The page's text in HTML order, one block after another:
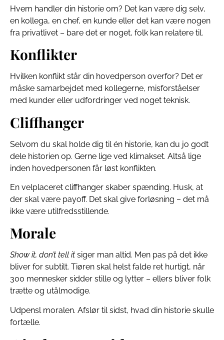
Hvem handler din historie om? Det kan være dig selv,
en kollega, en chef, en kunde eller det kan være nogen
fra privatlivet – bare det er noget, folk kan relatere til.
Konflikter
Hvilken konflikt står din hovedperson overfor? Det er
måske samarbejdet med kollegerne, misforståelser
med kunder eller udfordringer ved noget teknisk.
Cliffhanger
Selvom du skal holde dig til én historie, kan du jo godt
dele historien op. Gerne lige ved klimakset. Altså lige
inden hovedpersonen får løst konflikten.
En velplaceret cliffhanger skaber spænding. Husk, at
der skal være payoff. Det skal give forløsning – det må
ikke være utilfredsstillende.
Morale
Show it, don’t tell it siger man altid. Men pas på det ikke
bliver for subtilt. Tiøren skal helst falde ret hurtigt, når
300 mennesker sidder stille og lytter – ellers bliver folk
trætte og utålmodige.
Udpensl moralen. Afslør til sidst, hvad din historie skulle
fortælle.